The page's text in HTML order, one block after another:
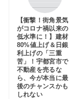
【衝撃！街角景気
がコロナ禍以来の
低水準に！】建材
80%値上げ＆日銀
利上げの「三重
苦」！宇都宮市で
不動産を売るな
ら、今が本当に最
後のチャンスかも
しれない